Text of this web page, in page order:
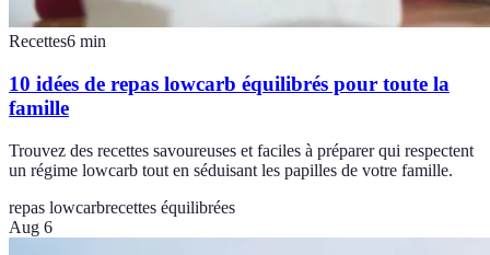
Recettes6 min
10 idées de repas lowcarb équilibrés pour toute la
famille
Trouvez des recettes savoureuses et faciles à préparer qui respectent
un régime lowcarb tout en séduisant les papilles de votre famille.
repas lowcarbrecettes équilibrées
Aug 6